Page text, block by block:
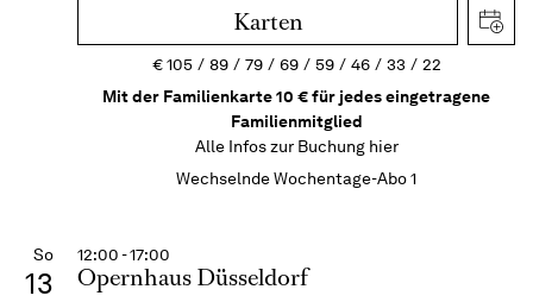
Karten
€105 89 79 69 59 46 33
22
Mit der Familienkarte 10 € für jedes eingetragene
Familienmitglied
Alle Infos zur Buchung hier
Wechselnde Wochentage-Abo 1
So
13
12:00 - 17:00
Opernhaus Düsseldorf